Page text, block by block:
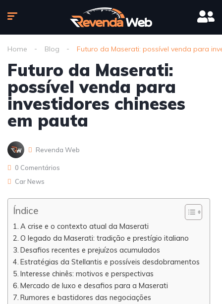
Home Blog Futuro da Maserati: possível venda para
Futuro da Maserati:
possível venda para
investidores chineses
em pauta
Revenda Web
0 Comentários
Car News
Índice
A crise e o contexto atual da Maserati
O legado da Maserati: tradição e prestígio italiano
Desafios recentes e prejuízos acumulados
Estratégias da Stellantis e possíveis desdobramentos
Interesse chinês: motivos e perspectivas
Mercado de luxo e desafios para a Maserati
Rumores e bastidores das negociações